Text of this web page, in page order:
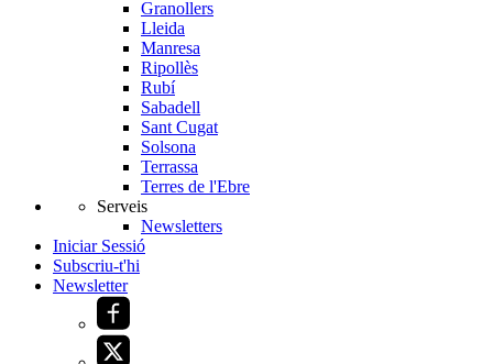
Granollers
Lleida
Manresa
Ripollès
Rubí
Sabadell
Sant Cugat
Solsona
Terrassa
Terres de l'Ebre
Serveis
Newsletters
Iniciar Sessió
Subscriu-t'hi
Newsletter